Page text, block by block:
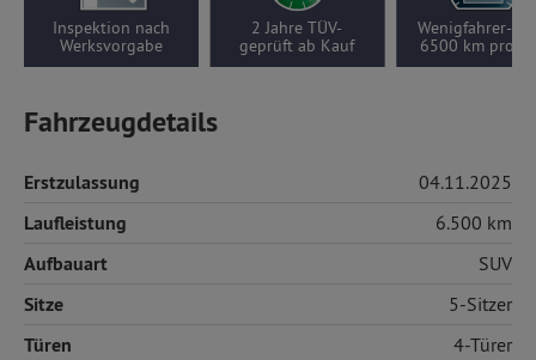
2 Jahre TÜV-
geprüft ab Kauf
Wenigfahrer-Auto,
6500 km pro Jahr
Fahrzeugdetails
Erstzulassung 04.11.2025
Laufleistung 6.500 km
Aufbauart SUV
Sitze 5-Sitzer
Türen 4-Türer